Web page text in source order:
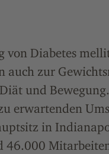
Diabetes
auch zur
und
erwartenden
in
46.000